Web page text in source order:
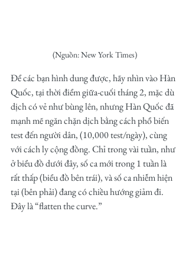
(Nguồn: New York Times)
Để các bạn hình dung được, hãy nhìn vào Hàn
Quốc, tại thời điểm giữa-cuối tháng 2, mặc dù
dịch có vẻ như bùng lên, nhưng Hàn Quốc đã
mạnh mẽ ngăn chặn dịch bằng cách phổ biến
test đến người dân, (10,000 test/ngày), cùng
với cách ly cộng đồng. Chỉ trong vài tuần, như
ở biểu đồ dưới đây, số ca mới trong 1 tuần là
rất thấp (biểu đồ bên trái), và số ca nhiễm hiện
tại (bên phải) đang có chiều hướng giảm đi.
Đây là “flatten the curve.”